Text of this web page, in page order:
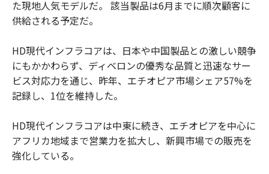
た現地人気モデルだ。 該当製品は6月までに順次顧客に
供給される予定だ。
HD現代インフラコアは、日本や中国製品との激しい競争
にもかかわらず、ディベロンの優秀な品質と迅速なサー
ビス対応力を通じ、昨年、エチオピア市場シェア57%を
記録し、1位を維持した。
HD現代インフラコアは中東に続き、エチオピアを中心に
アフリカ地域まで営業力を拡大し、新興市場での販売を
強化している。